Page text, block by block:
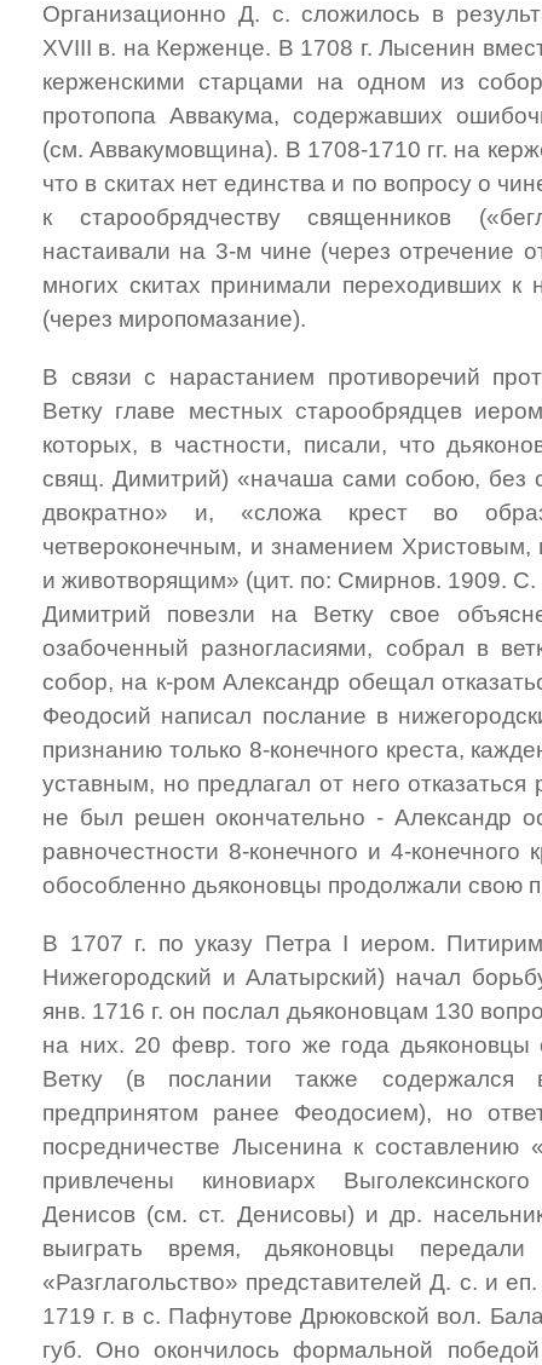
Организационно Д. с. сложилось в
XVIII в. на Керженце. В 1708 г. Лысенин
керженскими старцами на одном из
протопопа Аввакума, содержавших
(см. Аввакумовщина). В 1708-1710 гг. на
что в скитах нет единства и по вопросу о
к старообрядчеству священников
настаивали на 3-м чине (через отречение
многих скитах принимали переходивших
(через миропомазание).
В связи с нарастанием противоречий
Ветку главе местных старообрядцев
которых, в частности, писали, что
свящ. Димитрий) «начаша сами собою, без
двократно» и, «сложа крест во
четвероконечным, и знамением
и животворящим» (цит. по: Смирнов. 1909.
Димитрий повезли на Ветку свое
озабоченный разногласиями, собрал в
собор, на к-ром Александр обещал
Феодосий написал послание в
признанию только 8-конечного креста,
уставным, но предлагал от него
не был решен окончательно - Александр
равночестности 8-конечного и 4-
обособленно дьяконовцы продолжали свою
В 1707 г. по указу Петра I иером.
Нижегородский и Алатырский) начал
янв. 1716 г. он послал дьяконовцам 130
на них. 20 февр. того же года
Ветку (в послании также содержался
предпринятом ранее Феодосием), но
посредничестве Лысенина к составлению
привлечены киновиарх
Денисов (см. ст. Денисовы) и др.
выиграть время, дьяконовцы
«Разглагольство» представителей Д. с. и
1719 г. в с. Пафнутове Дрюковской вол.
губ. Оно окончилось формальной